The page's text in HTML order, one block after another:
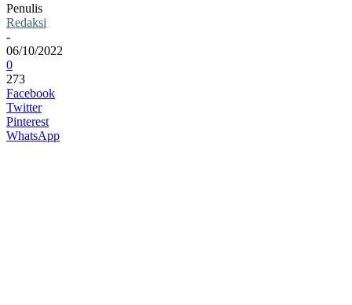
Penulis
Redaksi
-
06/10/2022
0
273
Facebook
Twitter
Pinterest
WhatsApp